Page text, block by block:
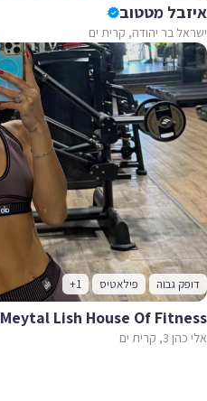
איזבל מטטוב
ישראל בר יהודה, קרית ים
דופק גבוה פילאטיס +1
Meytal Lish House Of Fitness
אלי כהן 3, קרית ים